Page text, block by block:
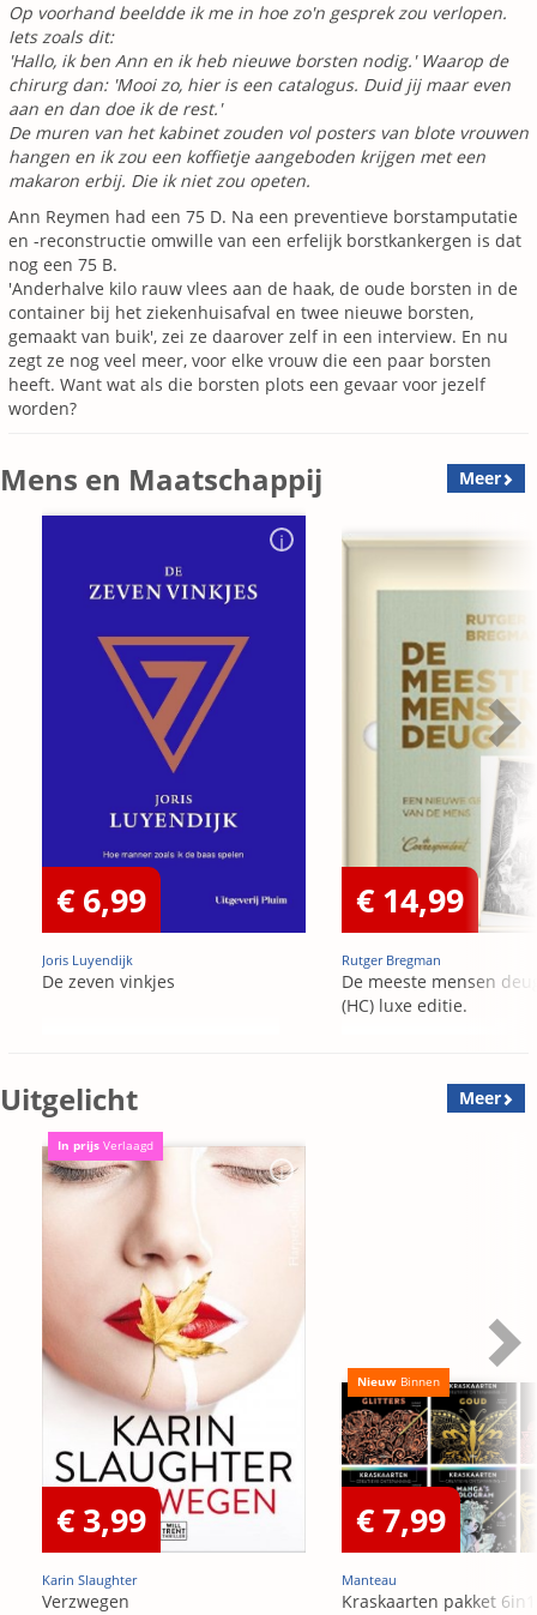
Op voorhand beeldde ik me in hoe zo'n gesprek zou verlopen.
Iets zoals dit:
'Hallo, ik ben Ann en ik heb nieuwe borsten nodig.' Waarop de
chirurg dan: 'Mooi zo, hier is een catalogus. Duid jij maar even
aan en dan doe ik de rest.'
De muren van het kabinet zouden vol posters van blote vrouwen
hangen en ik zou een koffietje aangeboden krijgen met een
makaron erbij. Die ik niet zou opeten.
Ann Reymen had een 75 D. Na een preventieve borstamputatie
en -reconstructie omwille van een erfelijk borstkankergen is dat
nog een 75 B.
'Anderhalve kilo rauw vlees aan de haak, de oude borsten in de
container bij het ziekenhuisafval en twee nieuwe borsten,
gemaakt van buik', zei ze daarover zelf in een interview. En nu
zegt ze nog veel meer, voor elke vrouw die een paar borsten
heeft. Want wat als die borsten plots een gevaar voor jezelf
worden?
Mens en Maatschappij Meer
€ 6,99
Joris Luyendijk
De zeven vinkjes
€ 14,99
Rutger Bregman
De meeste mensen
(HC) luxe editie.
Uitgelicht Meer
In prijs Verlaagd
€ 3,99
Karin Slaughter
Verzwegen
Nieuw Binnen
€ 7,99
Manteau
Kraskaarten pakket 6in1